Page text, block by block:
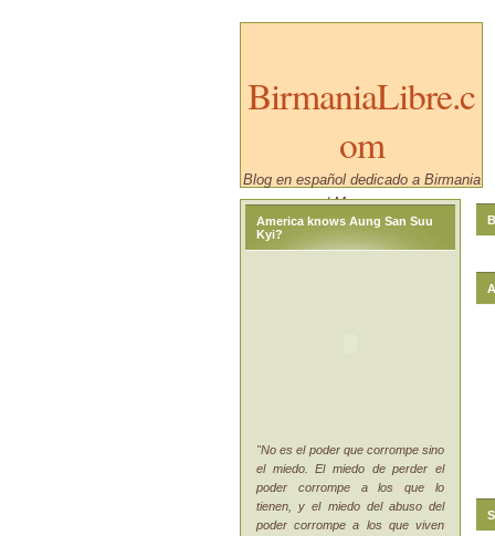
BirmaniaLibre.c
om
Blog en español dedicado a Birmania
/ Myanmar.
America knows Aung San Suu
Kyi?
"No es el poder que corrompe sino
el miedo. El miedo de perder el
poder corrompe a los que lo
tienen, y el miedo del abuso del
poder corrompe a los que viven